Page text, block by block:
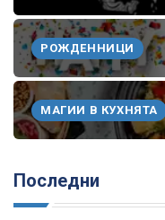
РОЖДЕННИЦИ
МАГИИ В КУХНЯТА
Последни